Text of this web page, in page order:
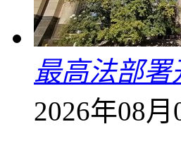
最高法部
2026年08